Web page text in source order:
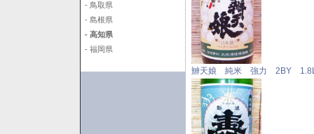
- 鳥取県
- 島根県
- 高知県
- 福岡県
辧天娘 純米 強力 2BY